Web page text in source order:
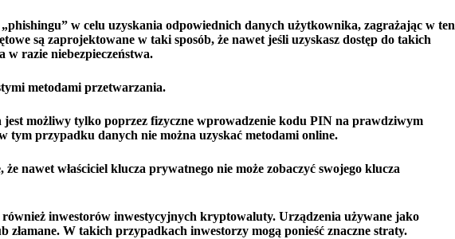
w celu uzyskania odpowiednich danych użytkownika, zagrażając w ten
są zaprojektowane w taki sposób, że nawet jeśli uzyskasz dostęp do takich
razie niebezpieczeństwa.
metodami przetwarzania.
możliwy tylko poprzez fizyczne wprowadzenie kodu PIN na prawdziwym
tym przypadku danych nie można uzyskać metodami online.
nawet właściciel klucza prywatnego nie może zobaczyć swojego klucza
inwestorów inwestycyjnych kryptowaluty. Urządzenia używane jako
złamane. W takich przypadkach inwestorzy mogą ponieść znaczne straty.